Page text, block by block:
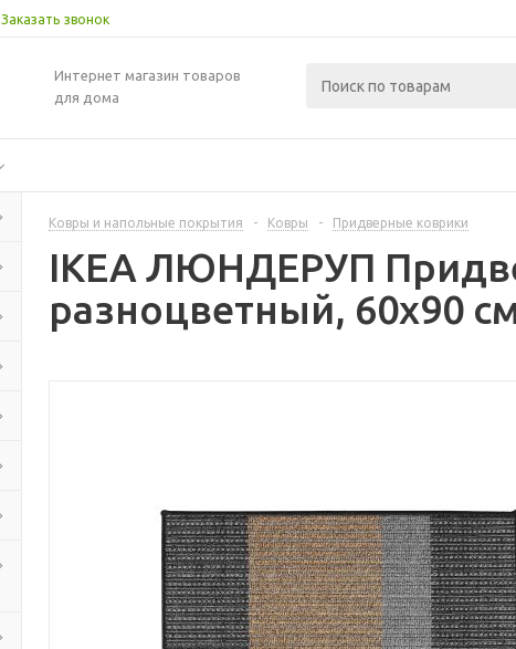
Заказать звонок
Интернет магазин товаров
для дома
Ковры и напольные покрытия - Ковры - Придверные коврики
IKEA ЛЮНДЕРУП
разноцветный, 60x90